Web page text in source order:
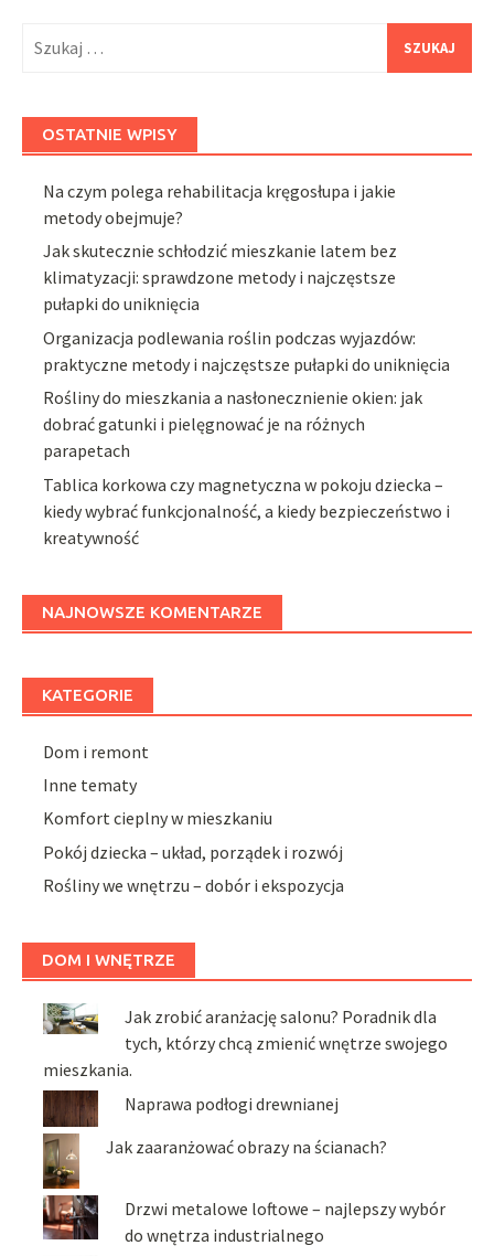
OSTATNIE WPISY
Na czym polega rehabilitacja kręgosłupa i jakie
metody obejmuje?
Jak skutecznie schłodzić mieszkanie latem bez
klimatyzacji: sprawdzone metody i najczęstsze
pułapki do uniknięcia
Organizacja podlewania roślin podczas wyjazdów:
praktyczne metody i najczęstsze pułapki do uniknięcia
Rośliny do mieszkania a nasłonecznienie okien: jak
dobrać gatunki i pielęgnować je na różnych
parapetach
Tablica korkowa czy magnetyczna w pokoju dziecka –
kiedy wybrać funkcjonalność, a kiedy bezpieczeństwo i
kreatywność
NAJNOWSZE KOMENTARZE
KATEGORIE
Dom i remont
Inne tematy
Komfort cieplny w mieszkaniu
Pokój dziecka – układ, porządek i rozwój
Rośliny we wnętrzu – dobór i ekspozycja
DOM I WNĘTRZE
Jak zrobić aranżację salonu? Poradnik dla
tych, którzy chcą zmienić wnętrze swojego
mieszkania.
Naprawa podłogi drewnianej
Jak zaaranżować obrazy na ścianach?
Drzwi metalowe loftowe – najlepszy wybór
do wnętrza industrialnego